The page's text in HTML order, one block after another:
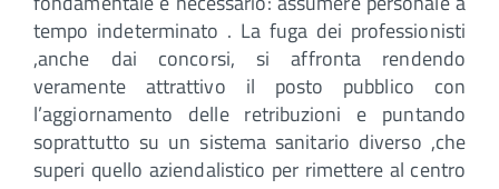
tempo indeterminato . La fuga dei professionisti
,anche dai concorsi, si affronta rendendo
veramente attrattivo il posto pubblico con
l’aggiornamento delle retribuzioni e puntando
soprattutto su un sistema sanitario diverso ,che
superi quello aziendalistico per rimettere al centro